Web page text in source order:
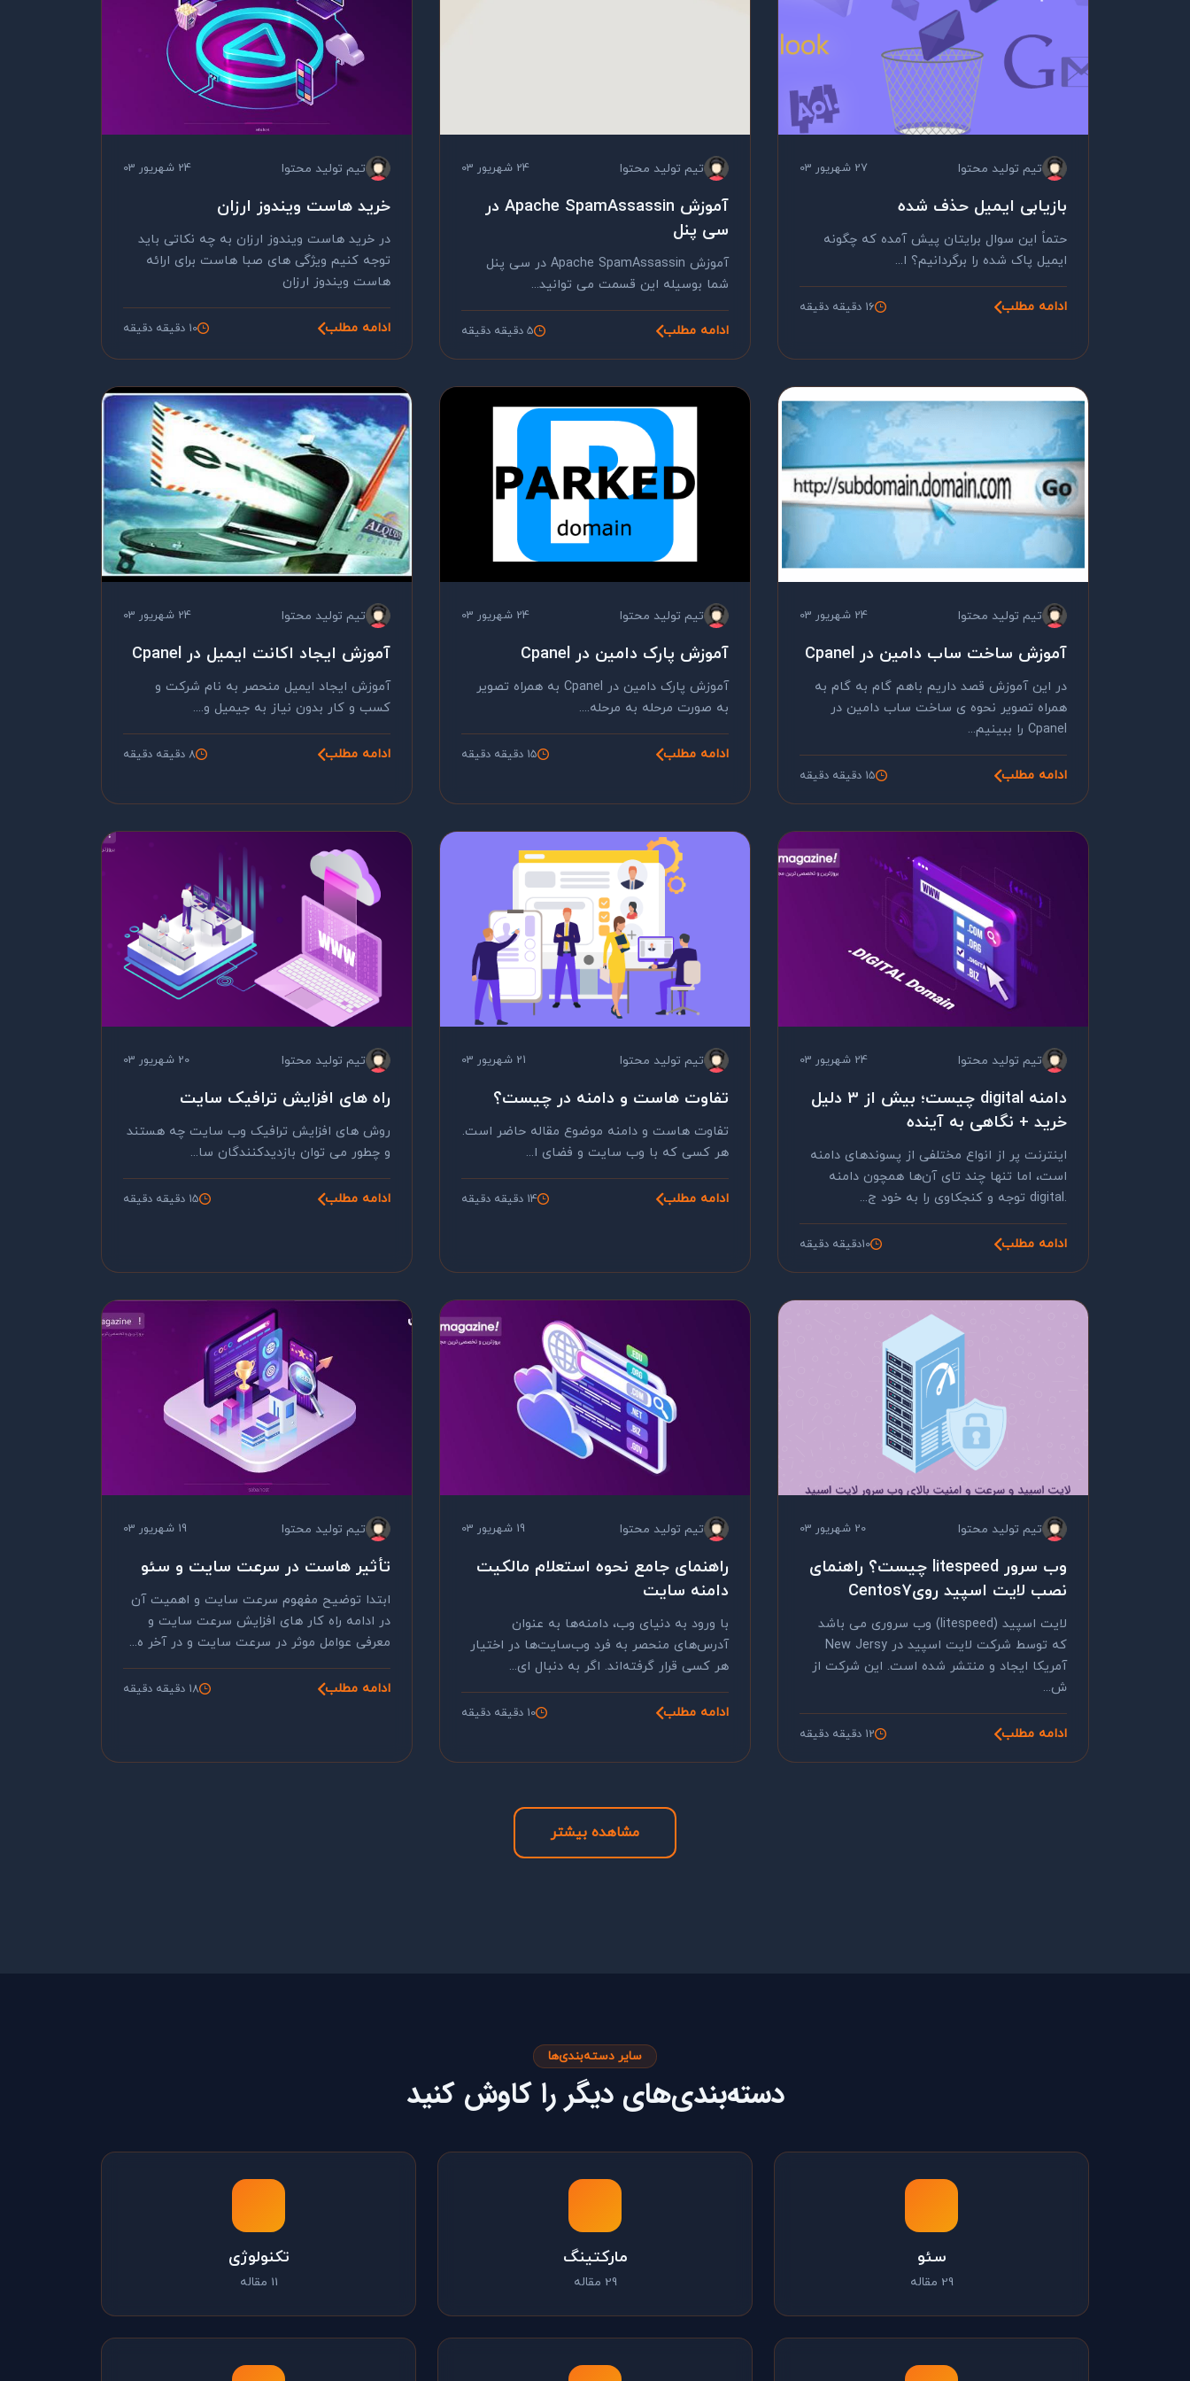
تیم تولید محتوا 27 شهریور 03
بازیابی ایمیل حذف شده
حتماً این سوال برایتان پیش آمده که چگونه
ایمیل پاک شده را برگردانیم؟ ا...
ادامه مطلب 16 دقیقه دقیقه
تیم تولید محتوا 24 شهریور 03
آموزش Apache SpamAssassin در
سی پنل
آموزش Apache SpamAssassin در سی پنل
شما بوسیله این قسمت می توانید...
ادامه مطلب 5 دقیقه دقیقه
تیم تولید محتوا 24 شهریور 03
خرید هاست ویندوز ارزان
در خرید هاست ویندوز ارزان به چه نکاتی باید
توجه کنیم ویژگی های صبا هاست برای ارائه
هاست ویندوز ارزان
ادامه مطلب 10 دقیقه دقیقه
تیم تولید محتوا 24 شهریور 03
آموزش ساخت ساب دامین در Cpanel
در این آموزش قصد داریم باهم گام به گام به
همراه تصویر نحوه ی ساخت ساب دامین در
Cpanel را ببینیم...
ادامه مطلب 15 دقیقه دقیقه
تیم تولید محتوا 24 شهریور 03
آموزش پارک دامین در Cpanel
آموزش پارک دامین در Cpanel به همراه تصویر
به صورت مرحله به مرحله....
ادامه مطلب 15 دقیقه دقیقه
تیم تولید محتوا 24 شهریور 03
آموزش ایجاد اکانت ایمیل در Cpanel
آموزش ایجاد ایمیل منحصر به نام شرکت و
کسب و کار بدون نیاز به جیمیل و....
ادامه مطلب 8 دقیقه دقیقه
تیم تولید محتوا 24 شهریور 03
دامنه digital چیست؛ بیش از 3 دلیل
خرید + نگاهی به آینده
اینترنت پر از انواع مختلفی از پسوندهای دامنه
است، اما تنها چند تای آن‌ها همچون دامنه
.digital توجه و کنجکاوی را به خود ج...
ادامه مطلب 10دقیقه دقیقه
تیم تولید محتوا 21 شهریور 03
تفاوت هاست و دامنه در چیست؟
تفاوت هاست و دامنه موضوع مقاله حاضر است.
هر کسی که با وب سایت و فضای ا...
ادامه مطلب 14 دقیقه دقیقه
تیم تولید محتوا 20 شهریور 03
راه های افزایش ترافیک سایت
روش های افزایش ترافیک وب سایت چه هستند
و چطور می توان بازدیدکنندگان سا...
ادامه مطلب 15 دقیقه دقیقه
تیم تولید محتوا 20 شهریور 03
وب سرور litespeed چیست؟ راهنمای
نصب لایت اسپید رویCentos7
لایت اسپید (litespeed) وب سروری می باشد
که توسط شرکت لایت اسپید در New Jersy
آمریکا ایجاد و منتشر شده است. این شرکت از
ش...
ادامه مطلب 12 دقیقه دقیقه
تیم تولید محتوا 19 شهریور 03
راهنمای جامع نحوه استعلام مالکیت
دامنه سایت
با ورود به دنیای وب، دامنه‌ها به عنوان
آدرس‌های منحصر به فرد وب‌سایت‌ها در اختیار
هر کسی قرار گرفته‌اند. اگر به دنبال ای...
ادامه مطلب 10 دقیقه دقیقه
تیم تولید محتوا 19 شهریور 03
تأثیر هاست در سرعت سایت و سئو
ابتدا توضیح مفهوم سرعت سایت و اهمیت آن
در ادامه راه کار های افزایش سرعت سایت و
معرفی عوامل موثر در سرعت سایت و در آخر ه...
ادامه مطلب 18 دقیقه دقیقه
مشاهده بیشتر
سایر دسته‌بندی‌ها
دسته‌بندی‌های دیگر را کاوش کنید
سئو
29 مقاله
مارکتینگ
29 مقاله
تکنولوژی
11 مقاله